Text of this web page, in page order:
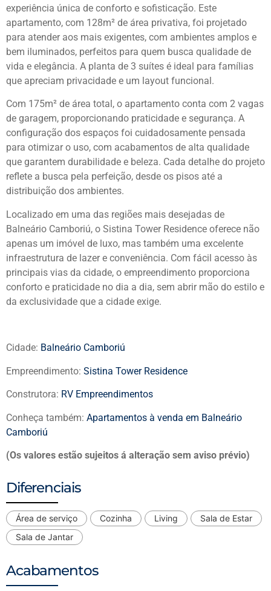
experiência única de conforto e sofisticação. Este
apartamento, com 128m² de área privativa, foi projetado
para atender aos mais exigentes, com ambientes amplos e
bem iluminados, perfeitos para quem busca qualidade de
vida e elegância. A planta de 3 suítes é ideal para famílias
que apreciam privacidade e um layout funcional.
Com 175m² de área total, o apartamento conta com 2 vagas
de garagem, proporcionando praticidade e segurança. A
configuração dos espaços foi cuidadosamente pensada
para otimizar o uso, com acabamentos de alta qualidade
que garantem durabilidade e beleza. Cada detalhe do projeto
reflete a busca pela perfeição, desde os pisos até a
distribuição dos ambientes.
Localizado em uma das regiões mais desejadas de
Balneário Camboriú, o Sistina Tower Residence oferece não
apenas um imóvel de luxo, mas também uma excelente
infraestrutura de lazer e conveniência. Com fácil acesso às
principais vias da cidade, o empreendimento proporciona
conforto e praticidade no dia a dia, sem abrir mão do estilo e
da exclusividade que a cidade exige.
Cidade: Balneário Camboriú
Empreendimento: Sistina Tower Residence
Construtora: RV Empreendimentos
Conheça também: Apartamentos à venda em Balneário
Camboriú
(Os valores estão sujeitos á alteração sem aviso prévio)
Diferenciais
Área de serviço Cozinha Living
Sala de Estar
Sala de Jantar
Acabamentos